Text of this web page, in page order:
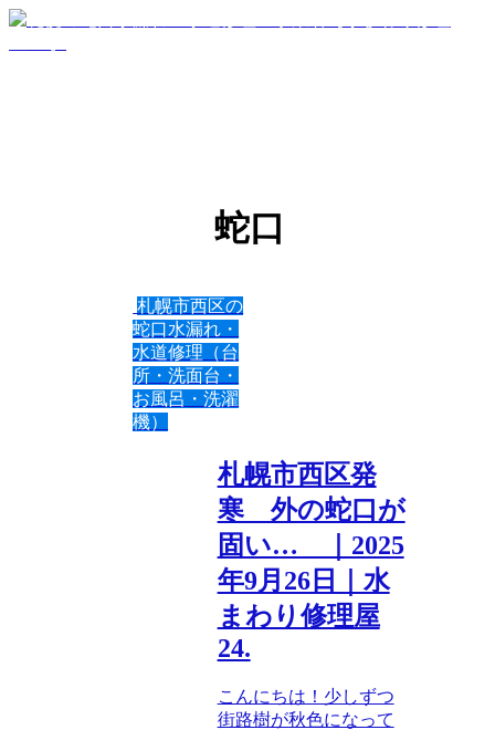
蛇口
札幌市西区の
蛇口水漏れ・
水道修理（台
所・洗面台・
お風呂・洗濯
機）
札幌市西区発
寒 外の蛇口が
固い… ｜2025
年9月26日｜水
まわり修理屋
24.
こんにちは！少しずつ
街路樹が秋色になって